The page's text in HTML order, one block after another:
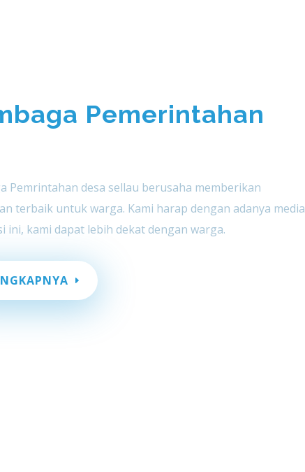
Pemerintahan
Pemrintahan desa sellau berusaha memberikan
terbaik untuk warga. Kami harap dengan adanya media
ini, kami dapat lebih dekat dengan warga.